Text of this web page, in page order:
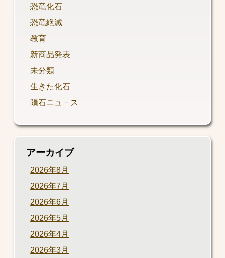
恐竜化石
恐竜絶滅
教育
新商品発表
未分類
生きた化石
隕石ニュ－ス
アーカイブ
2026年8月
2026年7月
2026年6月
2026年5月
2026年4月
2026年3月